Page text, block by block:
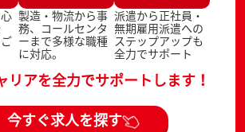
製造・物流から事
務、コールセンタ
ーまで多様な職種
に対応。
派遣から正社員・
無期雇用派遣への
ステップアップも
全力でサポート
リアを全力でサポートします！
今すぐ求人を探す